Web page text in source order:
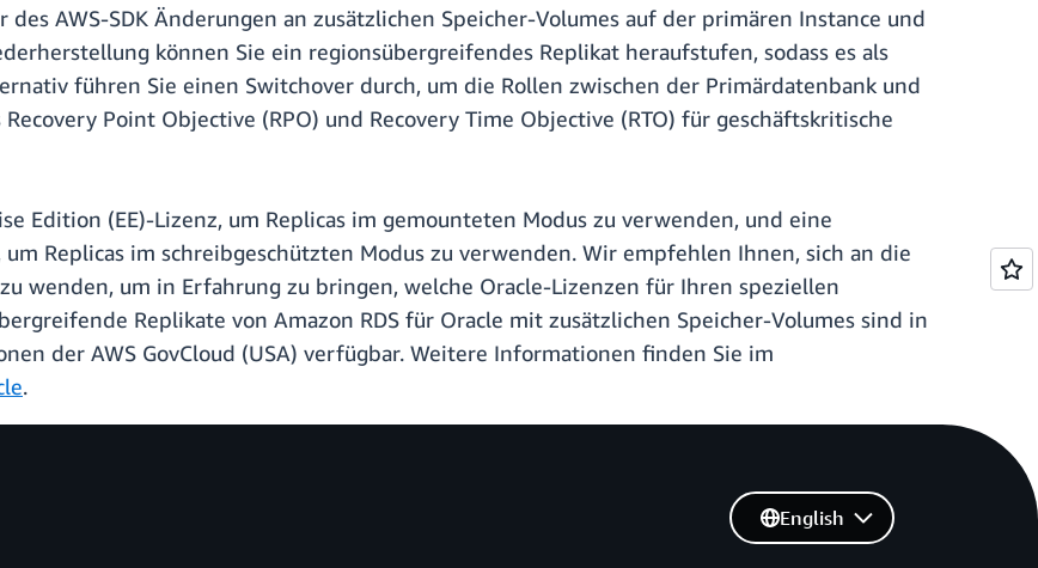
des AWS-SDK Änderungen an zusätzlichen Speicher-Volumes auf der primären Instance und
können Sie ein regionsübergreifendes Replikat heraufstufen, sodass es als
führen Sie einen Switchover durch, um die Rollen zwischen der Primärdatenbank und
Point Objective (RPO) und Recovery Time Objective (RTO) für geschäftskritische
Edition (EE)-Lizenz, um Replicas im gemounteten Modus zu verwenden, und eine
Replicas im schreibgeschützten Modus zu verwenden. Wir empfehlen Ihnen, sich an die
wenden, um in Erfahrung zu bringen, welche Oracle-Lizenzen für Ihren speziellen
Replikate von Amazon RDS für Oracle mit zusätzlichen Speicher-Volumes sind in
der AWS GovCloud (USA) verfügbar. Weitere Informationen finden Sie im
.
English